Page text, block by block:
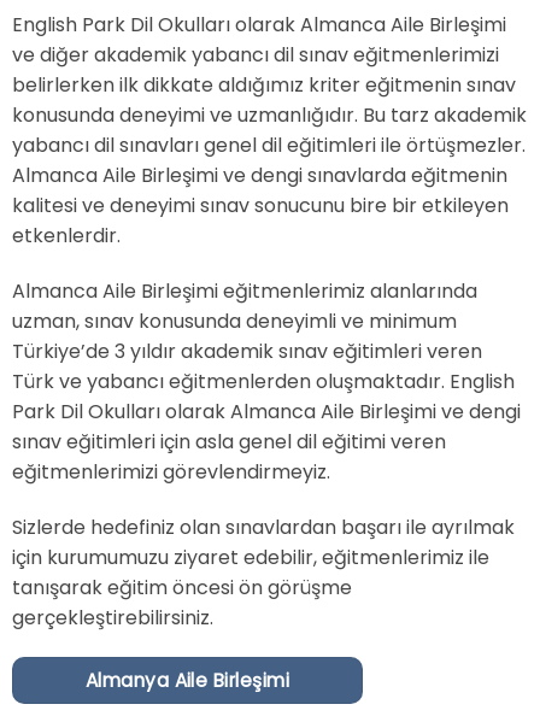
English Park Dil Okulları olarak Almanca Aile Birleşimi
ve diğer akademik yabancı dil sınav eğitmenlerimizi
belirlerken ilk dikkate aldığımız kriter eğitmenin sınav
konusunda deneyimi ve uzmanlığıdır. Bu tarz akademik
yabancı dil sınavları genel dil eğitimleri ile örtüşmezler.
Almanca Aile Birleşimi ve dengi sınavlarda eğitmenin
kalitesi ve deneyimi sınav sonucunu bire bir etkileyen
etkenlerdir.
Almanca Aile Birleşimi eğitmenlerimiz alanlarında
uzman, sınav konusunda deneyimli ve minimum
Türkiye’de 3 yıldır akademik sınav eğitimleri veren
Türk ve yabancı eğitmenlerden oluşmaktadır. English
Park Dil Okulları olarak Almanca Aile Birleşimi ve dengi
sınav eğitimleri için asla genel dil eğitimi veren
eğitmenlerimizi görevlendirmeyiz.
Sizlerde hedefiniz olan sınavlardan başarı ile ayrılmak
için kurumumuzu ziyaret edebilir, eğitmenlerimiz ile
tanışarak eğitim öncesi ön görüşme
gerçekleştirebilirsiniz.
Almanya Aile Birleşimi